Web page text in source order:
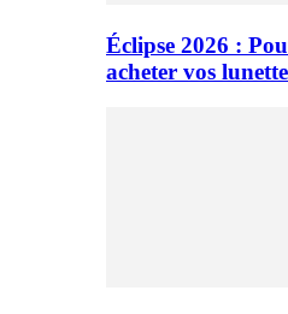
Éclipse 2026 :
acheter vos